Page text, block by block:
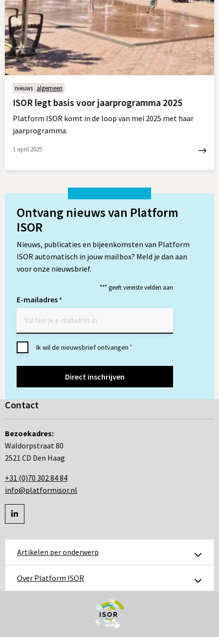
nieuws algemeen
ISOR legt basis voor jaarprogramma 2025
Platform ISOR komt in de loop van mei 2025 met haar
jaarprogramma.
1 april 2025
Ontvang nieuws van Platform
ISOR
Nieuws, publicaties en bijeenkomsten van Platform
ISOR automatisch in jouw mailbox? Meld je dan aan
voor onze nieuwsbrief.
"*" geeft vereiste velden aan
E-mailadres*
Toestemming
Ik wil de nieuwsbrief ontvangen*
Artikelen per onderwerp
Over Platform ISOR
Contact
Bezoekadres:
Waldorpstraat 80
2521 CD Den Haag
+31 (0)70 302 84 84
info@platformisor.nl
Ga
linkedin